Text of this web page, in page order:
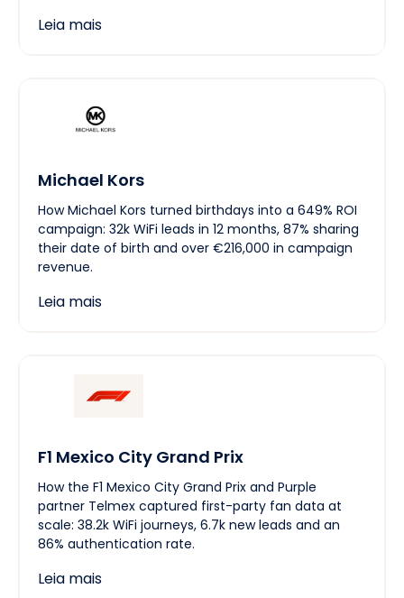
Leia mais
Michael Kors
How Michael Kors turned birthdays into a 649% ROI
campaign: 32k WiFi leads in 12 months, 87% sharing
their date of birth and over €216,000 in campaign
revenue.
Leia mais
F1 Mexico City Grand Prix
How the F1 Mexico City Grand Prix and Purple
partner Telmex captured first-party fan data at
scale: 38.2k WiFi journeys, 6.7k new leads and an
86% authentication rate.
Leia mais